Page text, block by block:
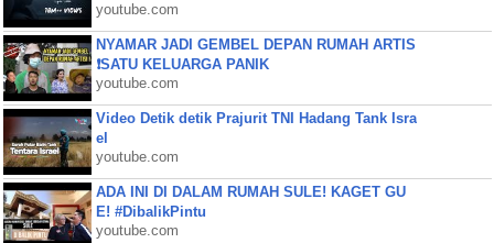
youtube.com
NYAMAR JADI GEMBEL DEPAN RUMAH ARTIS
❗SATU KELUARGA PANIK
youtube.com
Video Detik detik Prajurit TNI Hadang Tank Isra
el
youtube.com
ADA INI DI DALAM RUMAH SULE! KAGET GU
E! #DibalikPintu
youtube.com